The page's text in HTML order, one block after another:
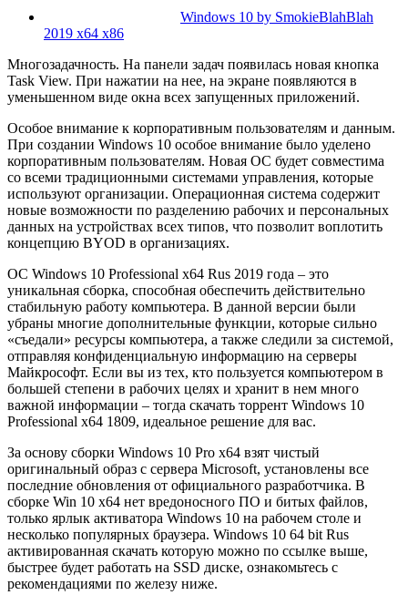
Windows 10 by SmokieBlahBlah
2019 x64 x86
Многозадачность. На панели задач появилась новая кнопка
Task View. При нажатии на нее, на экране появляются в
уменьшенном виде окна всех запущенных приложений.
Особое внимание к корпоративным пользователям и данным.
При создании Windows 10 особое внимание было уделено
корпоративным пользователям. Новая ОС будет совместима
со всеми традиционными системами управления, которые
используют организации. Операционная система содержит
новые возможности по разделению рабочих и персональных
данных на устройствах всех типов, что позволит воплотить
концепцию BYOD в организациях.
ОС Windows 10 Professional x64 Rus 2019 года – это
уникальная сборка, способная обеспечить действительно
стабильную работу компьютера. В данной версии были
убраны многие дополнительные функции, которые сильно
«съедали» ресурсы компьютера, а также следили за системой,
отправляя конфиденциальную информацию на серверы
Майкрософт. Если вы из тех, кто пользуется компьютером в
большей степени в рабочих целях и хранит в нем много
важной информации – тогда скачать торрент Windows 10
Professional x64 1809, идеальное решение для вас.
За основу сборки Windows 10 Pro x64 взят чистый
оригинальный образ с сервера Microsoft, установлены все
последние обновления от официального разработчика. В
сборке Win 10 x64 нет вредоносного ПО и битых файлов,
только ярлык активатора Windows 10 на рабочем столе и
несколько популярных браузера. Windows 10 64 bit Rus
активированная скачать которую можно по ссылке выше,
быстрее будет работать на SSD диске, ознакомьтесь с
рекомендациями по железу ниже.